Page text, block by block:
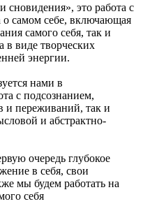
сновидения», это работа с
о самом себе, включающая
самого себя, так и
в виде творческих
энергии.
нами в
с подсознанием,
и переживаний, так и
и абстрактно-
очередь глубокое
в себя, свои
мы будем работать на
себя